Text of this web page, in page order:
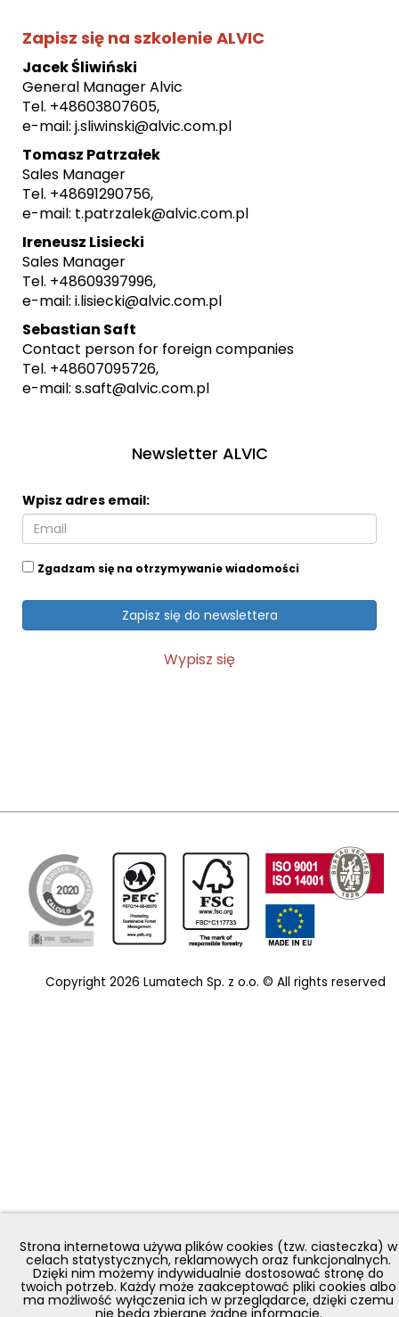
Strona internetowa używa plików cookies (tzw. ciasteczka) w
celach statystycznych, reklamowych oraz funkcjonalnych.
Dzięki nim możemy indywidualnie dostosować stronę do
twoich potrzeb. Każdy może zaakceptować pliki cookies albo
ma możliwość wyłączenia ich w przeglądarce, dzięki czemu
nie będą zbierane żadne informacje.
Zapisz się na szkolenie ALVIC
Jacek Śliwiński
General Manager Alvic
Tel. +48603807605,
e-mail: j.sliwinski@alvic.com.pl
Tomasz Patrzałek
Sales Manager
Tel. +48691290756,
e-mail: t.patrzalek@alvic.com.pl
Ireneusz Lisiecki
Sales Manager
Tel. +48609397996,
e-mail: i.lisiecki@alvic.com.pl
Sebastian Saft
Contact person for foreign companies
Tel. +48607095726,
e-mail: s.saft@alvic.com.pl
Newsletter ALVIC
Wpisz adres email:
Zgadzam się na otrzymywanie wiadomości
Zapisz się do newslettera
Wypisz się
Copyright 2026 Lumatech Sp. z o.o. © All rights reserved